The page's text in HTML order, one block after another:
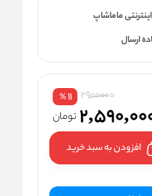
ماماشاپ
ارسال
2900000
11
%
تومان
افزودن به سبد خرید